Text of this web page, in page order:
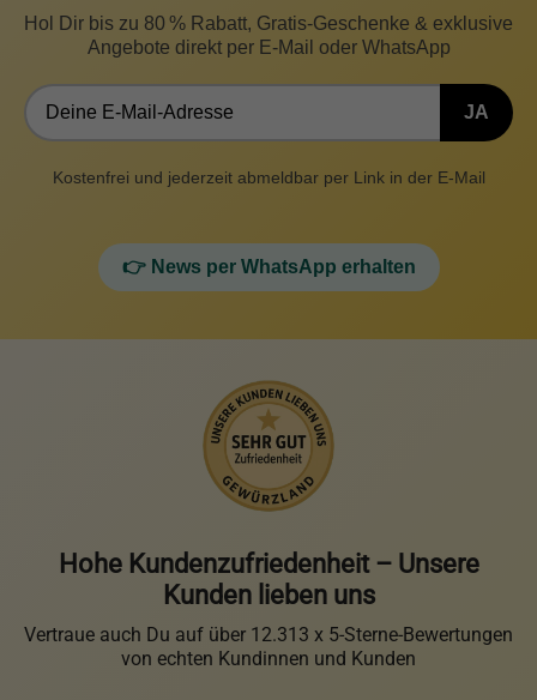
Hol Dir bis zu 80 % Rabatt, Gratis-Geschenke & exklusive
Angebote direkt per E-Mail oder WhatsApp
JA
Kostenfrei und jederzeit abmeldbar per Link in der E-Mail
👉 News per WhatsApp erhalten
Hohe Kundenzufriedenheit – Unsere
Kunden lieben uns
Vertraue auch Du auf über 12.313 x 5-Sterne-Bewertungen
von echten Kundinnen und Kunden